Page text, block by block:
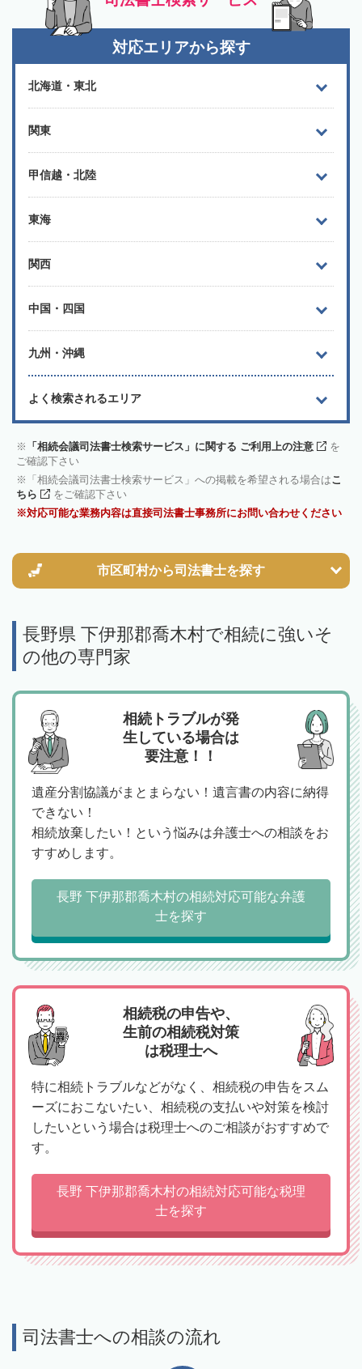
対応エリアから探す
北海道・東北
関東
甲信越・北陸
東海
関西
中国・四国
九州・沖縄
よく検索されるエリア
「相続会議司法書士検索サービス」に関する ご利用上の注意
を
ご確認下さい
「相続会議司法書士検索サービス」への掲載を希望される場合はこ
ちら
をご確認下さい
対応可能な業務内容は直接司法書士事務所にお問い合わせください
市区町村から司法書士を探す
長野県 下伊那郡喬木村で相続に強いそ
の他の専門家
相続トラブルが発
生している場合は
要注意！！
遺産分割協議がまとまらない！遺言書の内容に納得
できない！
相続放棄したい！という悩みは弁護士への相談をお
すすめします。
長野 下伊那郡喬木村の相続対応可能な弁護
士を探す
相続税の申告や、
生前の相続税対策
は税理士へ
特に相続トラブルなどがなく、相続税の申告をスム
ーズにおこないたい、相続税の支払いや対策を検討
したいという場合は税理士へのご相談がおすすめで
す。
長野 下伊那郡喬木村の相続対応可能な税理
士を探す
司法書士への相談の流れ